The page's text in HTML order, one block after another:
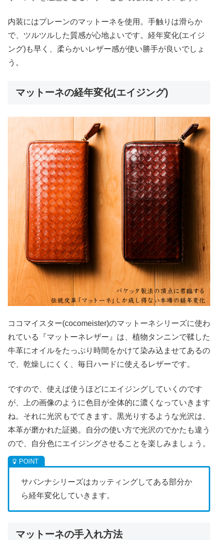
内装にはプレーンのマットーネを使用。手触りは滑らか
で、ツルツルした質感が心地よいです。経年変化(エイジ
ング)も早く、柔らかいレザー感が使い勝手が良いでしょ
う。
マットーネの経年変化(エイジング)
ココマイスター(cocomeister)のマットーネシリーズに使わ
れている『マットーネレザー』は、植物タンニンで鞣した
牛革にオイルをたっぷり時間をかけて染み込ませてあるの
で、乾燥しにくく、毎日ハードに使えるレザーです。
ですので、使えば使うほどにエイジングしていくのです
が、上の画像のように色目が全体的に濃くなっていきます
ね。それに光沢もでてきます。黒光りするような光沢は、
本革が磨かれた証拠。自分の使い方で光沢のでかたも違う
ので、自分色にエイジングさせることを楽しみましょう。
サバンナシリーズはカッティングしてある部分か
ら経年変化していきます。
マットーネの手入れ方法